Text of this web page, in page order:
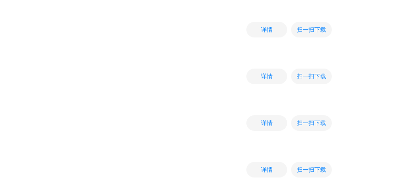
详情 扫一扫下载
详情 扫一扫下载
详情 扫一扫下载
详情 扫一扫下载